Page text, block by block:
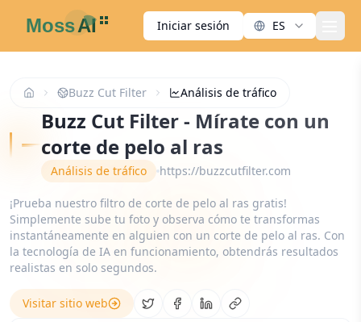
Iniciar sesión ES
Buzz Cut Filter Análisis de tráfico
Buzz Cut Filter - Mírate con un
corte de pelo al ras
Análisis de tráfico https://buzzcutfilter.com
¡Prueba nuestro filtro de corte de pelo al ras gratis!
Simplemente sube tu foto y observa cómo te transformas
instantáneamente en alguien con un corte de pelo al ras. Con
la tecnología de IA en funcionamiento, obtendrás resultados
realistas en solo segundos.
Visitar sitio web Share on Twitter
Share on Facebook
Share on LinkedIn
Copy link